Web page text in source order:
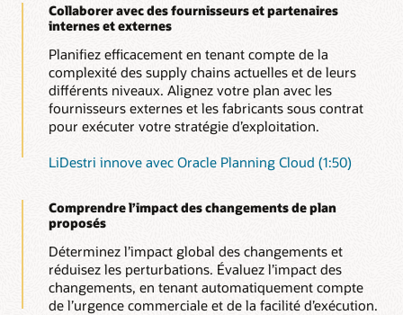
Collaborer avec des fournisseurs et partenaires
internes et externes
Planifiez efficacement en tenant compte de la
complexité des supply chains actuelles et de leurs
différents niveaux. Alignez votre plan avec les
fournisseurs externes et les fabricants sous contrat
pour exécuter votre stratégie d’exploitation.
LiDestri innove avec Oracle Planning Cloud (1:50)
Comprendre l’impact des changements de plan
proposés
Déterminez l’impact global des changements et
réduisez les perturbations. Évaluez l’impact des
changements, en tenant automatiquement compte
de l’urgence commerciale et de la facilité d’exécution.